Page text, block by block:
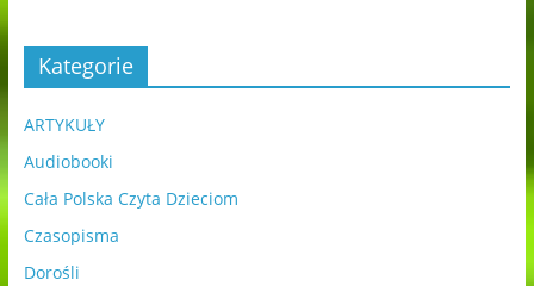
Kategorie
ARTYKUŁY
Audiobooki
Cała Polska Czyta Dzieciom
Czasopisma
Dorośli